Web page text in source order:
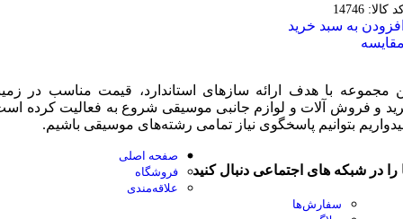
کالا: 14746
به سبد خرید
مجموعه با هدف ارائه سازهای استاندارد، قیمت مناسب در
و فروش آلات و لوازم جانبی موسیقی شروع به فعالیت کرده
بتوانیم پاسخگوی نیاز تمامی رشته‌های موسیقی باشیم.
را در شبکه های اجتماعی دنبال کنید
صفحه اصلی
فروشگاه
علاقه‌مندی
سفارش‌ها